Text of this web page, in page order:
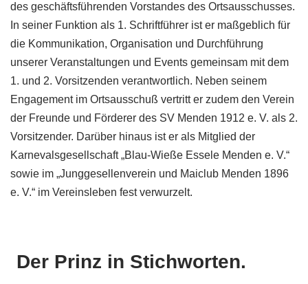
des geschäftsführenden Vorstandes des Ortsausschusses.
In seiner Funktion als 1. Schriftführer ist er maßgeblich für
die Kommunikation, Organisation und Durchführung
unserer Veranstaltungen und Events gemeinsam mit dem
1. und 2. Vorsitzenden verantwortlich. Neben seinem
Engagement im Ortsausschuß vertritt er zudem den Verein
der Freunde und Förderer des SV Menden 1912 e. V. als 2.
Vorsitzender. Darüber hinaus ist er als Mitglied der
Karnevalsgesellschaft „Blau-Wieße Essele Menden e. V.“
sowie im „Junggesellenverein und Maiclub Menden 1896
e. V.“ im Vereinsleben fest verwurzelt.
Der Prinz in Stichworten.